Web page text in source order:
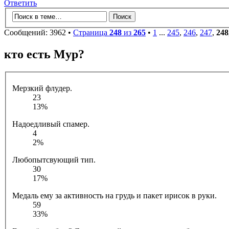
Ответить
Сообщений: 3962 • Страница 248 из 265 • 1 ... 245, 246, 247, 248
кто есть Мур?
Мерзкий флудер.
23
13%
Надоедливый спамер.
4
2%
Любопытсвующий тип.
30
17%
Медаль ему за активность на грудь и пакет ирисок в руки.
59
33%